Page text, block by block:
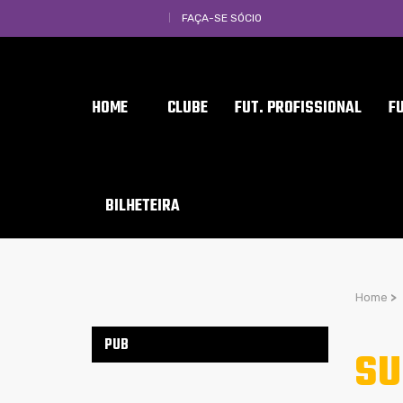
FAÇA-SE SÓCIO
HOME CLUBE FUT. PROFISSIONAL
BILHETEIRA
Home >
PUB